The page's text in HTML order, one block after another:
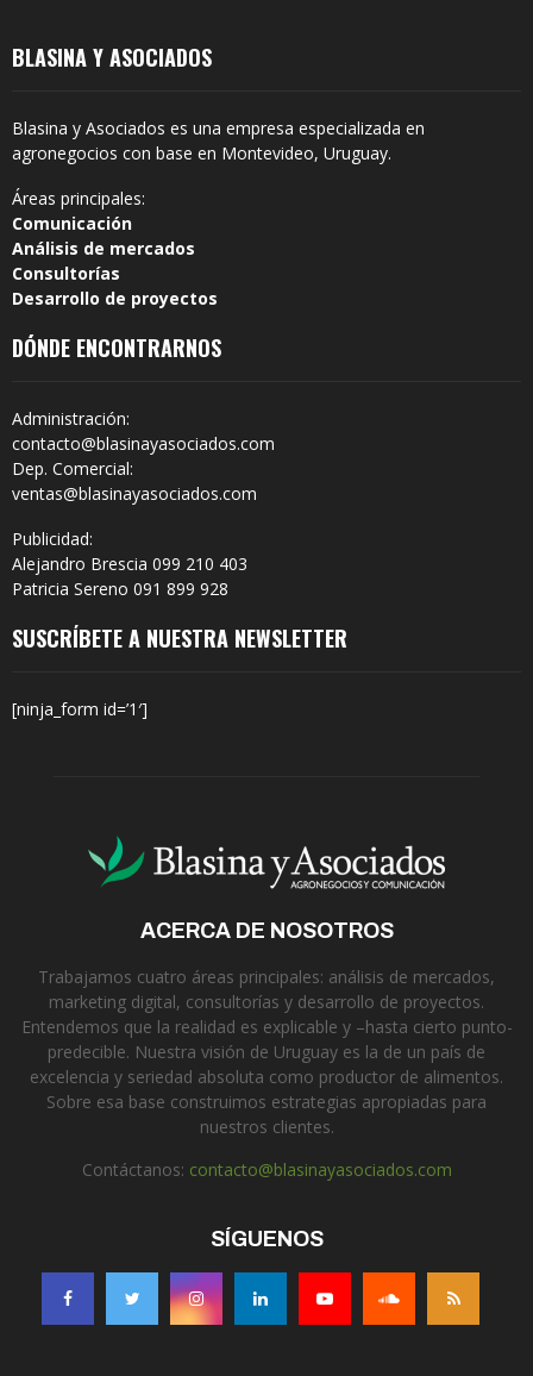
BLASINA Y ASOCIADOS
Blasina y Asociados es una empresa especializada en
agronegocios con base en Montevideo, Uruguay.
Áreas principales:
Comunicación
Análisis de mercados
Consultorías
Desarrollo de proyectos
DÓNDE ENCONTRARNOS
Administración:
contacto@blasinayasociados.com
Dep. Comercial:
ventas@blasinayasociados.com
Publicidad:
Alejandro Brescia 099 210 403
Patricia Sereno 091 899 928
SUSCRÍBETE A NUESTRA NEWSLETTER
[ninja_form id=’1′]
ACERCA DE NOSOTROS
Trabajamos cuatro áreas principales: análisis de mercados,
marketing digital, consultorías y desarrollo de proyectos.
Entendemos que la realidad es explicable y –hasta cierto punto-
predecible. Nuestra visión de Uruguay es la de un país de
excelencia y seriedad absoluta como productor de alimentos.
Sobre esa base construimos estrategias apropiadas para
nuestros clientes.
Contáctanos: contacto@blasinayasociados.com
SÍGUENOS